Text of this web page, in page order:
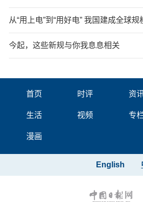
从“用上电”到“用好电” 我国建成全球
今起，这些新规与你我息息相关
首页 时评 资
生活 视频 专
漫画
English